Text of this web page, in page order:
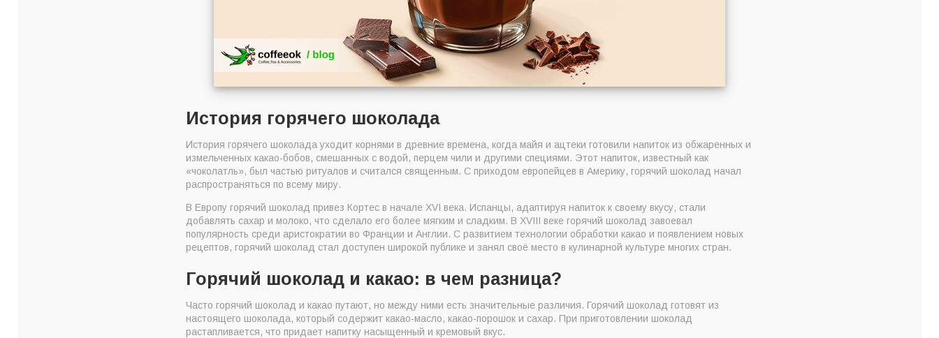
История горячего шоколада
История горячего шоколада уходит корнями в древние времена, когда майя и ацтеки готовили напиток из обжаренных и
измельченных какао-бобов, смешанных с водой, перцем чили и другими специями. Этот напиток, известный как
«чоколатль», был частью ритуалов и считался священным. С приходом европейцев в Америку, горячий шоколад начал
распространяться по всему миру.
В Европу горячий шоколад привез Кортес в начале XVI века. Испанцы, адаптируя напиток к своему вкусу, стали
добавлять сахар и молоко, что сделало его более мягким и сладким. В XVIII веке горячий шоколад завоевал
популярность среди аристократии во Франции и Англии. С развитием технологии обработки какао и появлением новых
рецептов, горячий шоколад стал доступен широкой публике и занял своё место в кулинарной культуре многих стран.
Горячий шоколад и какао: в чем разница?
Часто горячий шоколад и какао путают, но между ними есть значительные различия. Горячий шоколад готовят из
настоящего шоколада, который содержит какао-масло, какао-порошок и сахар. При приготовлении шоколад
растапливается, что придает напитку насыщенный и кремовый вкус.